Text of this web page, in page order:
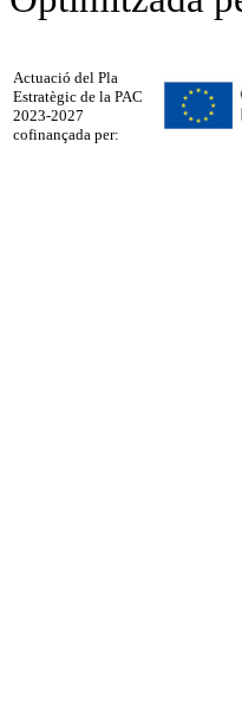
Actuació del Pla
Estratègic de la PAC
2023-2027
cofinançada per: